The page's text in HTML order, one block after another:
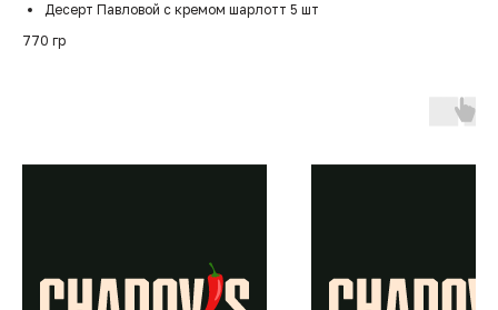
Десерт Павловой с кремом шарлотт 5 шт
770 гр